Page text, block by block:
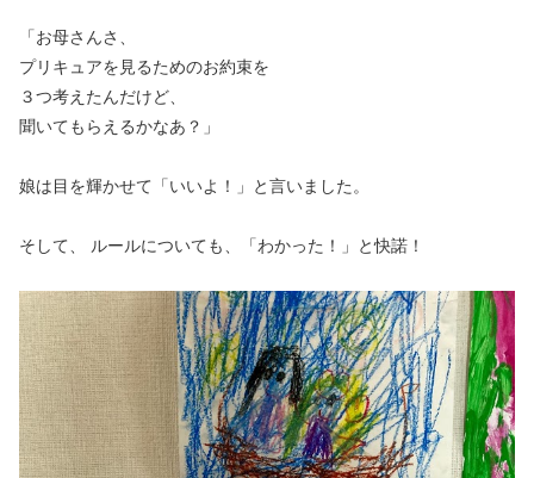
「お母さんさ、
プリキュアを見るためのお約束を
３つ考えたんだけど、
聞いてもらえるかなあ？」
娘は目を輝かせて「いいよ！」と言いました。
そして、 ルールについても、「わかった！」と快諾！